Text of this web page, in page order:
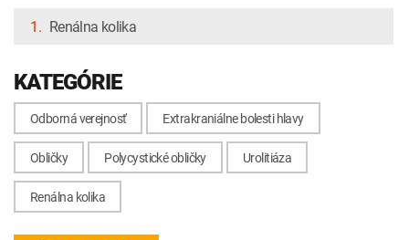
1. Renálna kolika
KATEGÓRIE
Odborná verejnosť Extrakraniálne bolesti hlavy
Obličky Polycystické obličky Urolitiáza
Renálna kolika